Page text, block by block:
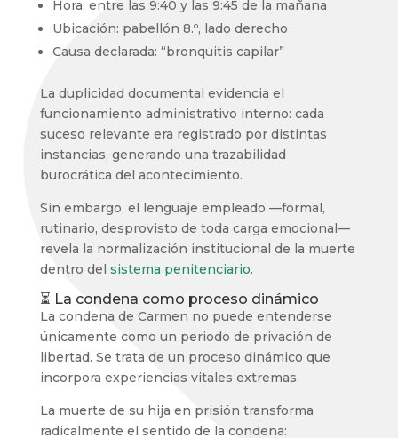
Hora: entre las 9:40 y las 9:45 de la mañana
Ubicación: pabellón 8.º, lado derecho
Causa declarada: “bronquitis capilar”
La duplicidad documental evidencia el
funcionamiento administrativo interno: cada
suceso relevante era registrado por distintas
instancias, generando una trazabilidad
burocrática del acontecimiento.
Sin embargo, el lenguaje empleado —formal,
rutinario, desprovisto de toda carga emocional—
revela la normalización institucional de la muerte
dentro del sistema penitenciario.
⏳ La condena como proceso dinámico
La condena de Carmen no puede entenderse
únicamente como un periodo de privación de
libertad. Se trata de un proceso dinámico que
incorpora experiencias vitales extremas.
La muerte de su hija en prisión transforma
radicalmente el sentido de la condena: